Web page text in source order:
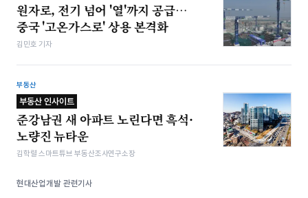
원자로, 전기 넘어 '열'까지 공급…
중국 '고온가스로' 상용 본격화
김민호 기자
부동산
부동산 인사이트
준강남권 새 아파트 노린다면 흑석·
노량진 뉴타운
김학렬 스마트튜브 부동산조사연구소장
현대산업개발 관련기사